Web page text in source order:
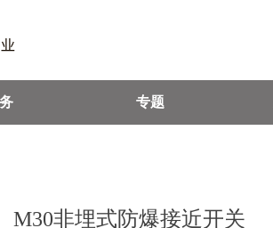
专题
M30非埋式防爆接近开关